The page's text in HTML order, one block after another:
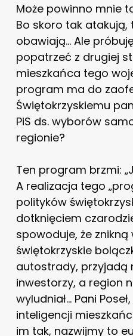
Może powinno mnie
Bo skoro tak atakują,
obawiają… Ale
popatrzeć z drugiej
mieszkańca tego
program ma do
Świętokrzyskiemu
PiS ds. wyborów
regionie?
Ten program brzmi:
A realizacja tego
polityków
dotknięciem
spowoduje, że znikną
świętokrzyskie
autostrady, przyjadą
inwestorzy, a region
wyludniał… Pani
inteligencji
im tak, nazwijmy to